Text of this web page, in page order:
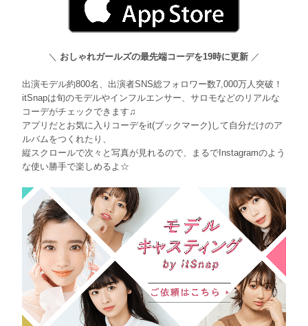
＼ おしゃれガールズの最先端コーデを19時に更新 ／
出演モデル約800名、出演者SNS総フォロワー数7,000万人突破！
itSnapは旬のモデルやインフルエンサー、サロモなどのリアルな
コーデがチェックできます♫
アプリだとお気に入りコーデをit(ブックマーク)して自分だけのア
ルバムをつくれたり、
縦スクロールで次々と写真が見れるので、まるでInstagramのよう
な使い勝手で楽しめるよ☆